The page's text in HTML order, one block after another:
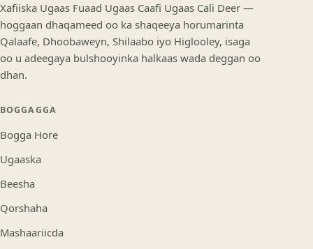
Xafiiska Ugaas Fuaad Ugaas Caafi Ugaas Cali Deer —
hoggaan dhaqameed oo ka shaqeeya horumarinta
Qalaafe, Dhoobaweyn, Shilaabo iyo Higlooley, isaga
oo u adeegaya bulshooyinka halkaas wada deggan oo
dhan.
BOGGAGGA
Bogga Hore
Ugaaska
Beesha
Qorshaha
Mashaariicda